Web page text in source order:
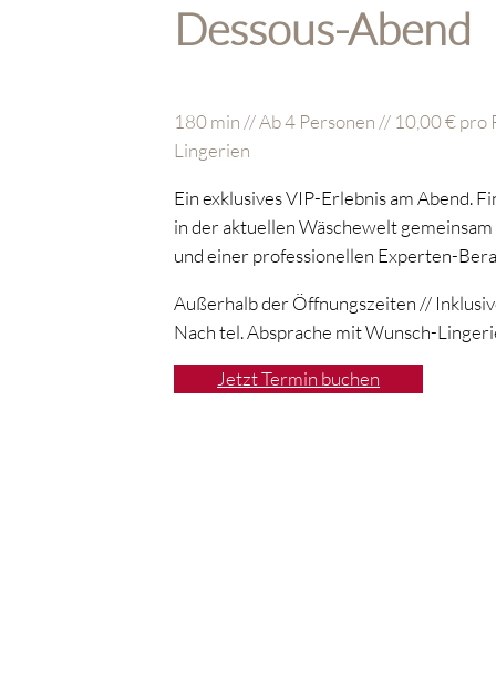
Dessous-Abend
180 min // Ab 4 Personen // 10,00 € pro
Lingerien
Ein exklusives VIP-Erlebnis am Abend.
in der aktuellen Wäschewelt
und einer professionellen Experten-
Außerhalb der Öffnungszeiten //
Nach tel. Absprache mit Wunsch-
Jetzt Termin buchen